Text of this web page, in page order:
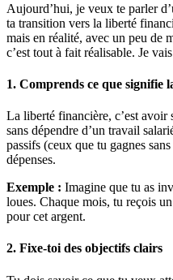
Aujourd’hui, je veux te parler
ta transition vers la liberté
mais en réalité, avec un peu de
c’est tout à fait réalisable. Je
1. Comprends ce que signifie
La liberté financière, c’est
sans dépendre d’un travail
passifs (ceux que tu gagnes
dépenses.
Exemple : Imagine que tu as
loues. Chaque mois, tu reçois
pour cet argent.
2. Fixe-toi des objectifs clairs